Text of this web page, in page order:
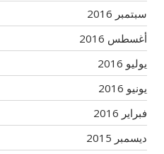
سبتمبر 2016
أغسطس 2016
يوليو 2016
يونيو 2016
فبراير 2016
ديسمبر 2015